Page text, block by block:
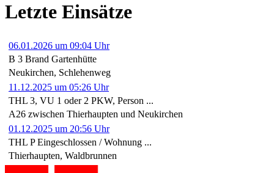
Letzte Einsätze
06.01.2026 um 09:04 Uhr
B 3 Brand Gartenhütte
Neukirchen, Schlehenweg
11.12.2025 um 05:26 Uhr
THL 3, VU 1 oder 2 PKW, Person ...
A26 zwischen Thierhaupten und Neukirchen
01.12.2025 um 20:56 Uhr
THL P Eingeschlossen / Wohnung ...
Thierhaupten, Waldbrunnen